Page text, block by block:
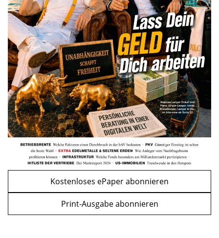
WEITERE ARTIKEL
zurückweiter
Vermieter-Zutritt: Wann Mieter
die Wohnung öffnen müssen
mehr
Kostenloses ePaper abonnieren
Print-Ausgabe abonnieren